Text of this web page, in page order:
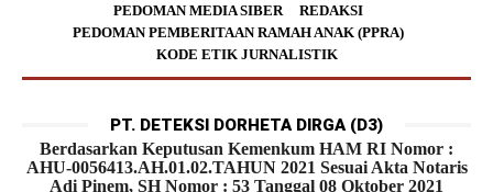
PEDOMAN MEDIA SIBER
REDAKSI
PEDOMAN PEMBERITAAN RAMAH ANAK (PPRA)
KODE ETIK JURNALISTIK
PT. DETEKSI DORHETA DIRGA (D3)
Berdasarkan Keputusan Kemenkum HAM RI Nomor :
AHU-0056413.AH.01.02.TAHUN 2021 Sesuai Akta Notaris
Adi Pinem, SH Nomor : 53 Tanggal 08 Oktober 2021